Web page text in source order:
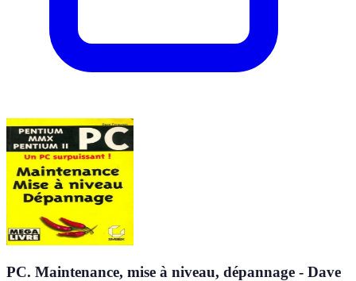
PC. Maintenance, mise à niveau, dépannage - Dave